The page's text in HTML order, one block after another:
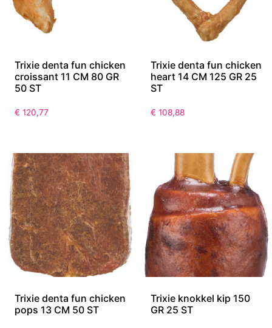
Trixie denta fun chicken
croissant 11 CM 80 GR
50 ST
€ 120,77
Trixie denta fun chicken
heart 14 CM 125 GR 25
ST
€ 108,88
Trixie denta fun chicken
pops 13 CM 50 ST
Trixie knokkel kip 150
GR 25 ST